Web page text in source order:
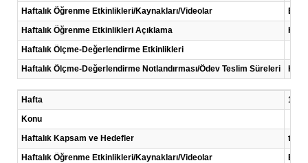
Haftalık Öğrenme Etkinlikleri/Kaynakları/Videolar
Haftalık Öğrenme Etkinlikleri Açıklama
Her
Haftalık Ölçme-Değerlendirme Etkinlikleri
Haftalık Ölçme-Değerlendirme Notlandırması/Ödev Teslim Süreleri
Her
Hafta
11
Konu
Haftalık Kapsam ve Hedefler
Haftalık Öğrenme Etkinlikleri/Kaynakları/Videolar